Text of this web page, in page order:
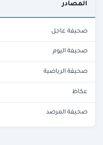
المصادر
صحيفة عاجل
صحيفة اليوم
صحيفة الرياضية
عكاظ
صحيفة المرصد